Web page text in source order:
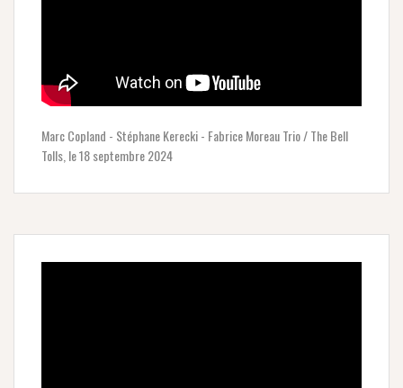
Marc Copland - Stéphane Kerecki - Fabrice Moreau Trio / The Bell
Tolls, le 18 septembre 2024